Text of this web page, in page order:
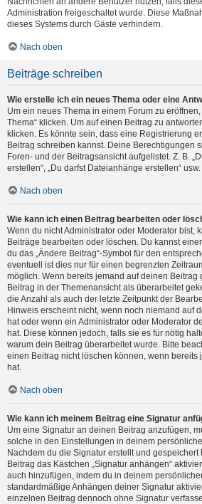
Administration freigeschaltet wurde. Diese
dieses Systems durch Gäste verhindern.
Nach oben
Beiträge schreiben
Wie erstelle ich ein neues Thema oder eine
Um ein neues Thema in einem Forum zu
Thema“ klicken. Um auf einen Beitrag zu
klicken. Es könnte sein, dass eine Registrierung
Beitrag schreiben kannst. Deine Berechtigungen
Foren- und der Beitragsansicht aufgelistet. Z. B.
erstellen“, „Du darfst Dateianhänge erstellen“ usw.
Nach oben
Wie kann ich einen Beitrag bearbeiten oder
Wenn du nicht Administrator oder Moderator bist,
Beiträge bearbeiten oder löschen. Du kannst
du das „Ändere Beitrag“-Symbol für den
eventuell ist dies nur für einen begrenzten
möglich. Wenn bereits jemand auf deinen Beitrag
Beitrag in der Themenansicht als überarbeitet
die Anzahl als auch der letzte Zeitpunkt der
Hinweis erscheint nicht, wenn noch niemand auf
hat oder wenn ein Administrator oder Moderator
hat. Diese können jedoch, falls sie es für nötig
warum dein Beitrag überarbeitet wurde. Bitte
einen Beitrag nicht löschen können, wenn bereits
hat.
Nach oben
Wie kann ich meinem Beitrag eine Signatur
Um eine Signatur an deinen Beitrag anzufügen,
solche in den Einstellungen in deinem
Nachdem du die Signatur erstellt und gespeichert
Beitrag das Kästchen „Signatur anhängen“
auch hinzufügen, indem du in deinem
standardmäßige Anhängen deiner Signatur
einzelnen Beitrag dennoch ohne Signatur